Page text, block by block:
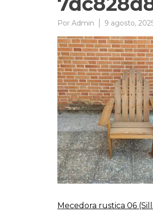
Por Admin 9 agosto,
Mecedora rustica 06